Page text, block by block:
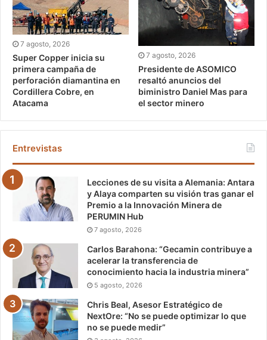
7 agosto, 2026
Super Copper inicia su
primera campaña de
perforación diamantina en
Cordillera Cobre, en
Atacama
7 agosto, 2026
Presidente de ASOMICO
resaltó anuncios del
biministro Daniel Mas para
el sector minero
Entrevistas
Lecciones de su visita a Alemania: Antara
y Alaya comparten su visión tras ganar el
Premio a la Innovación Minera de
PERUMIN Hub
7 agosto, 2026
Carlos Barahona: “Gecamin contribuye a
acelerar la transferencia de
conocimiento hacia la industria minera”
5 agosto, 2026
Chris Beal, Asesor Estratégico de
NextOre: “No se puede optimizar lo que
no se puede medir”